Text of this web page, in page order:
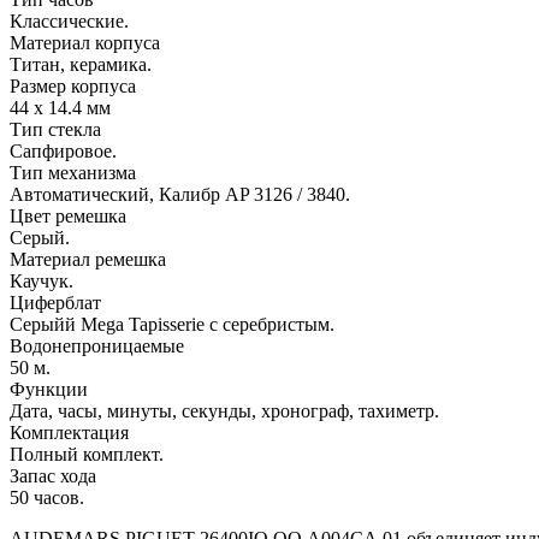
Классические.
Материал корпуса
Титан, керамика.
Размер корпуса
44 х 14.4 мм
Тип стекла
Сапфировое.
Тип механизма
Автоматический, Калибр AP 3126 / 3840.
Цвет ремешка
Серый.
Материал ремешка
Каучук.
Циферблат
Серыйй Mega Tapisserie с серебристым.
Водонепроницаемые
50 м.
Функции
Дата, часы, минуты, секунды, хронограф, тахиметр.
Комплектация
Полный комплект.
Запас хода
50 часов.